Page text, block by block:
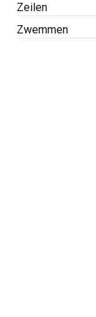
Zeilen
Zwemmen